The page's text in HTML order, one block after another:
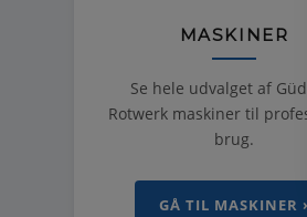
MASKINER
Se hele udvalget af
Rotwerk maskiner til
brug.
GÅ TIL MASKINER ›